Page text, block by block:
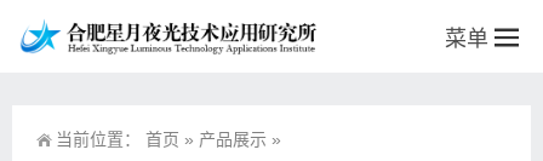
菜单
当前位置： 首页 » 产品展示 »